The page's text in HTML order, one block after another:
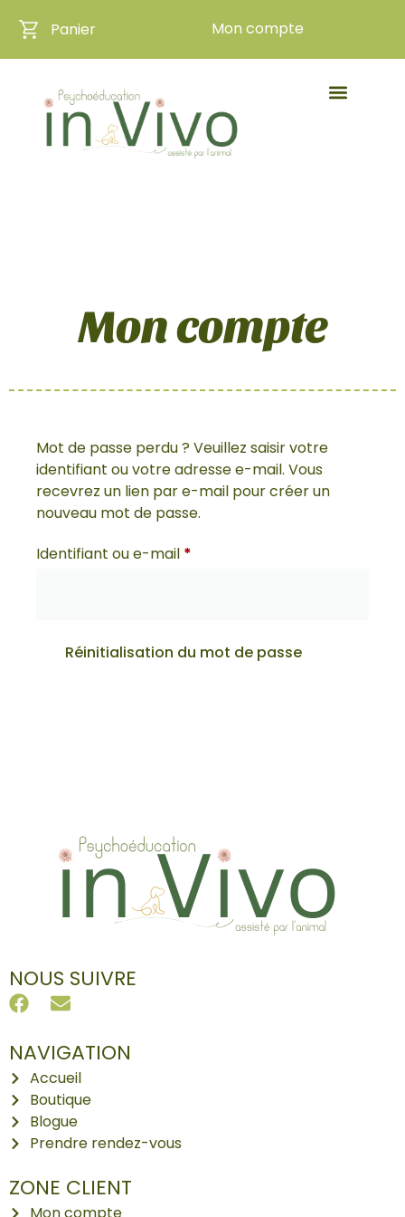
Panier Mon compte
Mon compte
Mot de passe perdu ? Veuillez saisir votre
identifiant ou votre adresse e-mail. Vous
recevrez un lien par e-mail pour créer un
nouveau mot de passe.
Identifiant ou e-mail *
Réinitialisation du mot de passe
NAVIGATION
Accueil
Boutique
Blogue
Prendre rendez-vous
ZONE CLIENT
NOUS SUIVRE